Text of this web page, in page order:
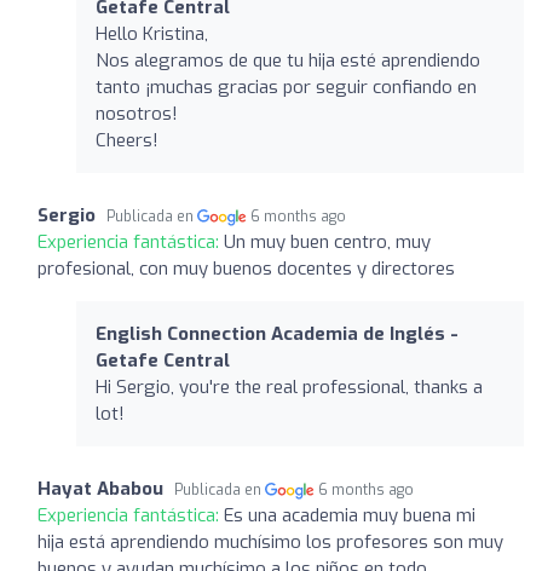
Getafe Central
Hello Kristina,
Nos alegramos de que tu hija esté aprendiendo
tanto ¡muchas gracias por seguir confiando en
nosotros!
Cheers!
Sergio Publicada en 6 months ago
Experiencia fantástica: Un muy buen centro, muy
profesional, con muy buenos docentes y directores
English Connection Academia de Inglés -
Getafe Central
Hi Sergio, you're the real professional, thanks a
lot!
Hayat Ababou Publicada en 6 months ago
Experiencia fantástica: Es una academia muy buena mi
hija está aprendiendo muchísimo los profesores son muy